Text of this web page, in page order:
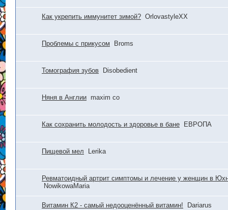
Как укрепить иммунитет зимой? OrlovastyleХХ
Проблемы с прикусом Broms
Томография зубов Disobedient
Няня в Англии maxim co
Как сохранить молодость и здоровье в бане ЕВРОПА
Пищевой мел Lerika
Ревматоидный артрит симптомы и лечение у женщин в
NowikowaMaria
Витамин К2 - самый недооценённый витамин! Dariarus